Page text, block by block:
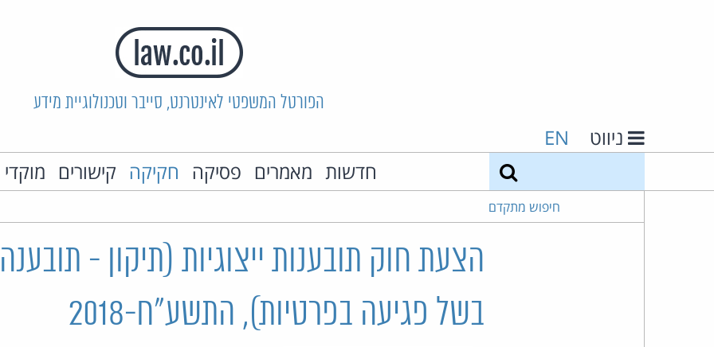
הפורטל המשפטי לאינטרנט, סייבר וטכנולוגיית מידע
ניווט EN
חדשות מאמרים פסיקה חקיקה קישורים
חיפוש מתקדם
הצעת חוק תובענות ייצוגיות (תיקון - תובענה
בשל פגיעה בפרטיות), התשע"ח-2018